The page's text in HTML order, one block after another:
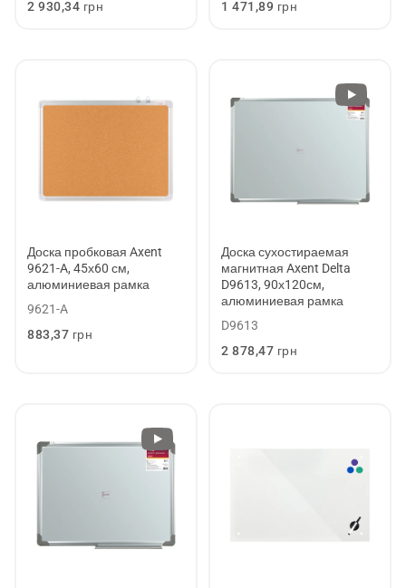
Обычная
2 930,34 грн
Обычная
1 471,89 грн
Доска пробковая Axent
9621-A, 45х60 см,
алюминиевая рамка
9621-A
Обычная
883,37 грн
Доска сухостираемая
магнитная Axent Delta
D9613, 90х120см,
алюминиевая рамка
D9613
Обычная
2 878,47 грн